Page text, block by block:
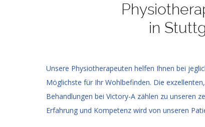
in
Unsere Physiotherapeuten helfen Ihnen bei
Möglichste für Ihr Wohlbefinden. Die
Behandlungen bei Victory-A zählen zu unseren
Erfahrung und Kompetenz wird von unseren